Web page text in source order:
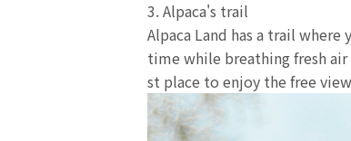
3. Alpaca's trail
Alpaca Land has a trail where
time while breathing fresh
st place to enjoy the free